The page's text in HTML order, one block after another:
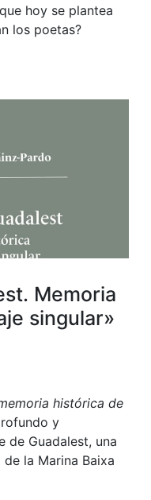
hoy se plantea
los poetas?
Memoria
singular»
histórica de
y
de Guadalest, una
la Marina Baixa